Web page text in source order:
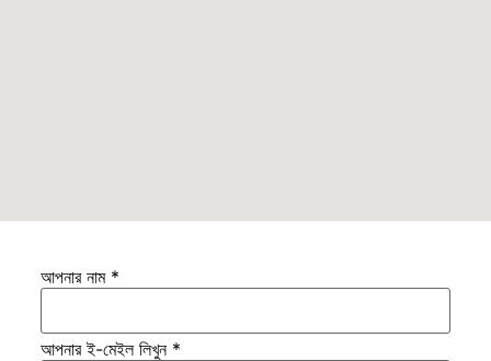
আপনার নাম *
আপনার ই-মেইল লিখুন *